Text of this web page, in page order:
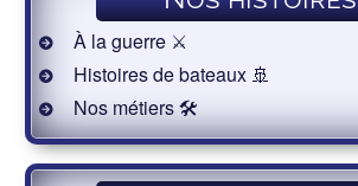
À la guerre ⚔️
Histoires de bateaux 🚢
Nos métiers 🛠